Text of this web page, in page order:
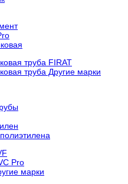
труба FIRAT
труба Другие марки
Pro
марки